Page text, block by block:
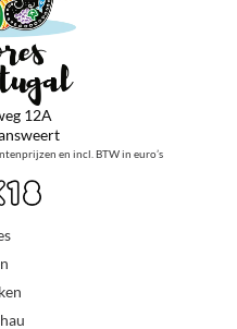
12A
en incl. BTW in euro’s